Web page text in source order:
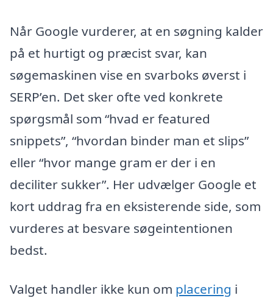
Når Google vurderer, at en søgning kalder
på et hurtigt og præcist svar, kan
søgemaskinen vise en svarboks øverst i
SERP’en. Det sker ofte ved konkrete
spørgsmål som “hvad er featured
snippets”, “hvordan binder man et slips”
eller “hvor mange gram er der i en
deciliter sukker”. Her udvælger Google et
kort uddrag fra en eksisterende side, som
vurderes at besvare søgeintentionen
bedst.
Valget handler ikke kun om placering i